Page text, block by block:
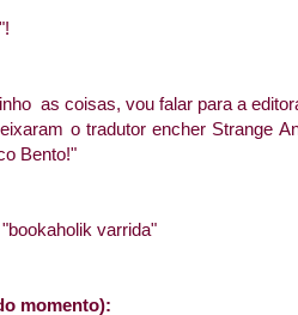
as coisas, vou falar para a
o tradutor encher Strange
Bento!"
varrida"
momento):